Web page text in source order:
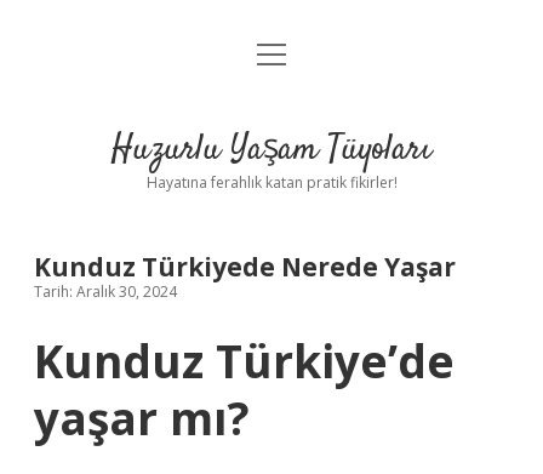
Anasayfa
Yasal Uyarı
menüyü
Huzurlu Yaşam Tüyoları
Hayatına ferahlık katan pratik fikirler!
Kunduz Türkiyede Nerede Yaşar
Tarih: Aralık 30, 2024
Kunduz Türkiye’de
yaşar mı?